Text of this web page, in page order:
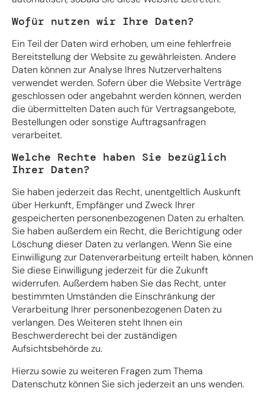
Wofür nutzen wir Ihre Daten?
Ein Teil der Daten wird erhoben, um eine fehlerfreie
Bereitstellung der Website zu gewährleisten. Andere
Daten können zur Analyse Ihres Nutzerverhaltens
verwendet werden. Sofern über die Website Verträge
geschlossen oder angebahnt werden können, werden
die übermittelten Daten auch für Vertragsangebote,
Bestellungen oder sonstige Auftragsanfragen
verarbeitet.
Welche Rechte haben Sie bezüglich
Ihrer Daten?
Sie haben jederzeit das Recht, unentgeltlich Auskunft
über Herkunft, Empfänger und Zweck Ihrer
gespeicherten personenbezogenen Daten zu erhalten.
Sie haben außerdem ein Recht, die Berichtigung oder
Löschung dieser Daten zu verlangen. Wenn Sie eine
Einwilligung zur Datenverarbeitung erteilt haben, können
Sie diese Einwilligung jederzeit für die Zukunft
widerrufen. Außerdem haben Sie das Recht, unter
bestimmten Umständen die Einschränkung der
Verarbeitung Ihrer personenbezogenen Daten zu
verlangen. Des Weiteren steht Ihnen ein
Beschwerderecht bei der zuständigen
Aufsichtsbehörde zu.
Hierzu sowie zu weiteren Fragen zum Thema
Datenschutz können Sie sich jederzeit an uns wenden.